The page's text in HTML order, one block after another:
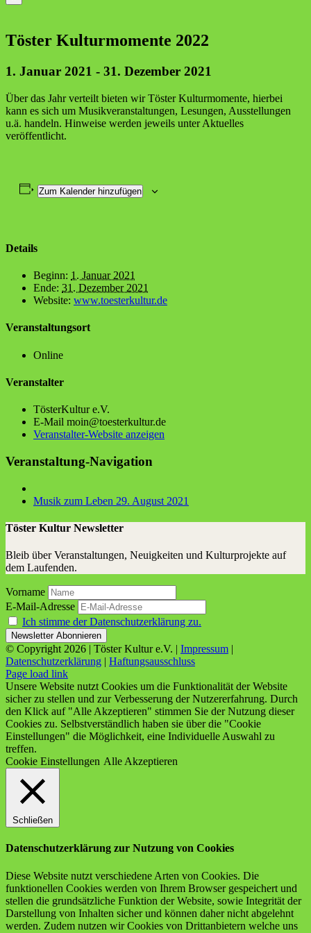
Tös­ter Kul­tur­mo­men­te 2022
1. Januar 2021 - 31. Dezember 2021
Über das Jahr ver­teilt bie­ten wir Tös­ter Kul­tur­mo­men­te, hier­bei
kann es sich um Musik­ver­an­stal­tun­gen, Lesun­gen, Aus­stel­lun­gen
u.ä. han­deln. Hin­wei­se wer­den jeweils unter Aktu­el­les
veröffentlicht.
Zum Kalender hinzufügen
Details
Beginn: 1. Januar 2021
Ende: 31. Dezember 2021
Website: www.toesterkultur.de
Veranstaltungsort
Online
Veranstalter
Tös­ter­Kul­tur e.V.
E-Mail moin@toesterkultur.de
Veranstalter-Website anzeigen
Veranstaltung-Navigation
Musik zum Leben 29. August 2021
Töster Kultur Newsletter
Bleib über Veranstaltungen, Neuigkeiten und Kulturprojekte auf
dem Laufenden.
Vorname
E-Mail-Adresse
Ich stimme der Datenschutzerklärung zu.
© Copyright 2026 | Töster Kultur e.V. | Impressum |
Datenschutzerklärung | Haftungsausschluss
Facebook
X
Instagram
YouTube
Page load link
Unsere Website nutzt Cookies um die Funktionalität der Website
sicher zu stellen und zur Verbesserung der Nutzererfahrung. Durch
den Klick auf "Alle Akzeptieren" stimmen Sie der Nutzung dieser
Cookies zu. Selbstverständlich haben sie über die "Cookie
Einstellungen" die Möglichkeit, eine Individuelle Auswahl zu
treffen.
Cookie Einstellungen Alle Akzeptieren
Schließen
Datenschutzerklärung zur Nutzung von Cookies
Diese Website nutzt verschiedene Arten von Cookies. Die
funktionellen Cookies werden von Ihrem Browser gespeichert und
stellen die grundsätzliche Funktion der Website, sowie Integrität der
Darstellung von Inhalten sicher und können daher nicht abgelehnt
werden. Zudem nutzen wir Cookies von Drittanbietern welche uns